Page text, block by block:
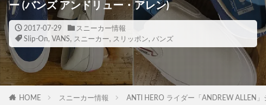
ー (バンズ アンドリュー・アレン)
2017-07-29
スニーカー情報
Slip-On, VANS, スニーカー, スリッポン, バンズ
HOME スニーカー情報 ANTI HERO ライダー「ANDREW ALLEN